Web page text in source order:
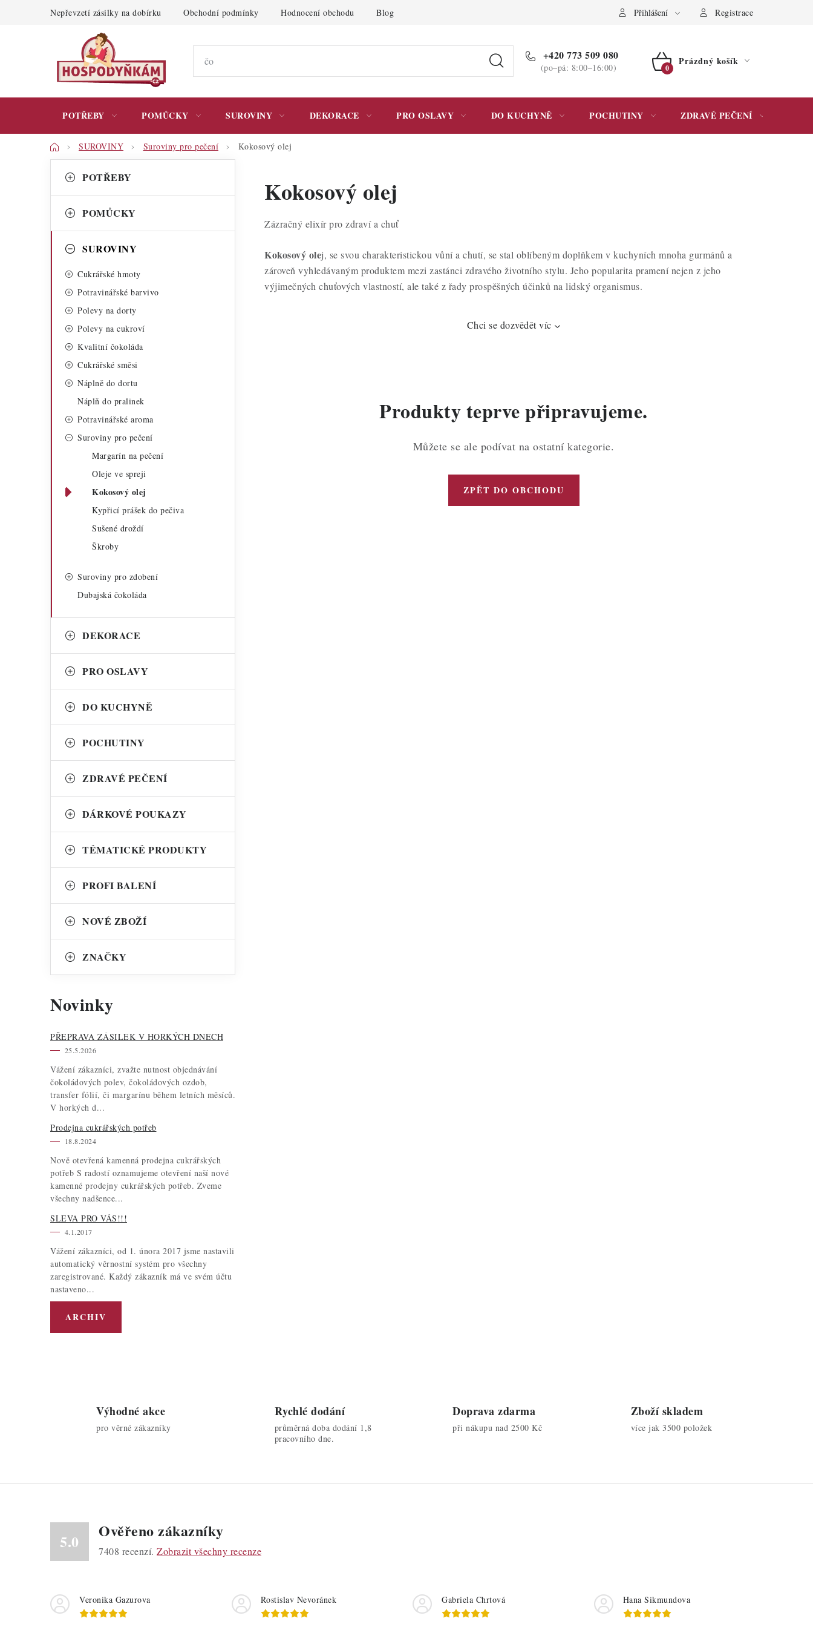
Nepřevzetí zásilky na dobírku Obchodní podmínky Hodnocení obchodu Blog Podmínky ochrany osobních údajů Přihlášení Registrace
+420 773 509 080
(po–pá: 8:00–16:00)
NÁKUPNÍ
Prázdný košík
POTŘEBY POMŮCKY SUROVINY DEKORACE PRO OSLAVY DO KUCHYNĚ POCHUTINY ZDRAVÉ PEČENÍ
DomůSUROVINY Suroviny pro pečení Kokosový olej
o
t
kategorie
a
e
POTŘEBY
POMŮCKY
SUROVINY
Cukrářské hmoty
Potravinářské barvivo
Polevy na dorty
Polevy na cukroví
Kvalitní čokoláda
Cukrářské směsi
Náplně do dortu
Náplň do pralinek
Potravinářské aroma
Suroviny pro pečení
Margarín na pečení
Oleje ve spreji
Kokosový olej
Kypřicí prášek do pečiva
Sušené droždí
Škroby
Suroviny pro zdobení
Dubajská čokoláda
DEKORACE
PRO OSLAVY
DO KUCHYNĚ
POCHUTINY
ZDRAVÉ PEČENÍ
DÁRKOVÉ POUKAZY
TÉMATICKÉ PRODUKTY
PROFI BALENÍ
NOVÉ ZBOŽÍ
ZNAČKY
Novinky
PŘEPRAVA ZÁSILEK V HORKÝCH DNECH
25.5.2026
Vážení zákazníci, zvažte nutnost objednávání
čokoládových polev, čokoládových ozdob,
transfer fólií, či margarínu během letních měsíců.
V horkých d...
Prodejna cukrářských potřeb
18.8.2024
Nově otevřená kamenná prodejna cukrářských
potřeb S radostí oznamujeme otevření naší nové
kamenné prodejny cukrářských potřeb. Zveme
všechny nadšence...
SLEVA PRO VÁS!!!
4.1.2017
Vážení zákazníci, od 1. února 2017 jsme nastavili
automatický věrnostní systém pro všechny
zaregistrované. Každý zákazník má ve svém účtu
nastaveno...
ARCHIV
Kokosový olej
Zázračný elixír pro zdraví a chuť
Kokosový olej, se svou charakteristickou vůní a chutí, se stal oblíbeným doplňkem v kuchyních mnoha gurmánů a
zároveň vyhledávaným produktem mezi zastánci zdravého životního stylu. Jeho popularita pramení nejen z jeho
výjimečných chuťových vlastností, ale také z řady prospěšných účinků na lidský organismus.
Chci se dozvědět víc
Produkty teprve připravujeme.
Můžete se ale podívat na ostatní kategorie.
ZPĚT DO OBCHODU
Výhodné akce
pro věrné zákazníky
Rychlé dodání
průměrná doba dodání 1,8
pracovního dne.
Doprava zdarma
při nákupu nad 2500 Kč
Zboží skladem
více jak 3500 položek
5.0
Ověřeno zákazníky
7408 recenzí. Zobrazit všechny recenze
Veronika Gazurova Rostislav Nevoránek Gabriela Chrtová Hana Sikmundova